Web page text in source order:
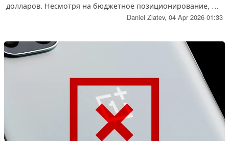
долларов. Несмотря на бюджетное позиционирование, он
обладает характеристиками, которые могут превзойти
Dreame.
Daniel Zlatev, 04 Apr 2026 01:33